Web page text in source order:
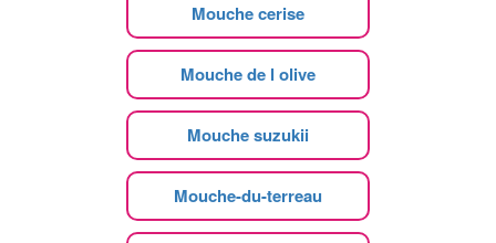
Mouche cerise
Mouche de l olive
Mouche suzukii
Mouche-du-terreau